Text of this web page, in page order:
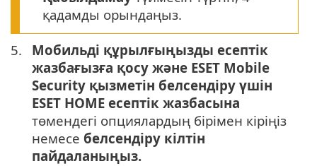
қадамды орындаңыз.
5.
Мобильді құрылғыңызды есептік
жазбағызға қосу және ESET Mobile
Security қызметін белсендіру үшін
ESET HOME есептік жазбасына
төмендегі опциялардың бірімен кіріңіз
немесе белсендіру кілтін
пайдаланыңыз.